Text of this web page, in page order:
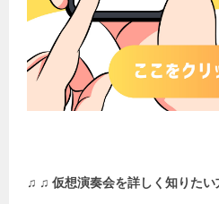
♫ ♫ 仮想演奏会を詳しく知りたい